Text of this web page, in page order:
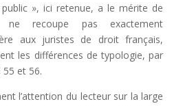
», ici retenue, a le mérite de
ne recoupe pas exactement
aux juristes de droit français,
les différences de typologie, par
55 et 56.
l’attention du lecteur sur la large